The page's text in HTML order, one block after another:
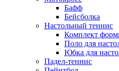
Бафф
Бейсболка
Настольный теннис
Комплект
Поло для
Юбка для
Падел-теннис